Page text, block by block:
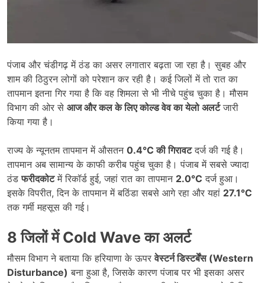
पंजाब और चंडीगढ़ में ठंड का असर लगातार बढ़ता जा रहा है। सुबह और
शाम की ठिठुरन लोगों को परेशान कर रही है। कई जिलों में तो रात का
तापमान इतना गिर गया है कि वह शिमला से भी नीचे पहुंच चुका है। मौसम
विभाग की ओर से आज और कल के लिए कोल्ड वेव का येलो अलर्टजारी
किया गया है।
राज्य के न्यूनतम तापमान में औसतन 0.4°Cकी गिरावटदर्ज की गई है।
तापमान अब सामान्य के काफी करीब पहुंच चुका है। पंजाब में सबसे ज्यादा
ठंडफरीदकोटमें रिकॉर्ड हुई, जहां रात का तापमान 2.0°C दर्ज हुआ।
इसके विपरीत, दिन के तापमान में बठिंडा सबसे आगे रहा और यहां 27.1°C
तक गर्मी महसूस की गई।
8जिलों मेंCold Waveका अलर्ट
मौसम विभाग ने बताया कि हरियाणा के ऊपरवेस्टर्न डिस्टर्बेंस (Western
Disturbance) बना हुआ है, जिसके कारण पंजाब पर भी इसका असर